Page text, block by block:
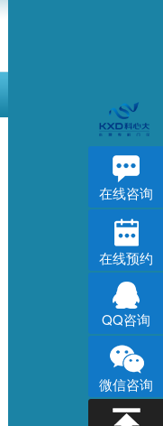
在线咨询
在线预约
QQ咨询
微信咨询